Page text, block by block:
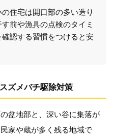
の住宅は開口部の多い造り
前や漁具の点検のタイミ
認する習慣をつけると安
ズメバチ駆除対策
盆地部と、深い谷に集落が
家や蔵が多く残る地域で